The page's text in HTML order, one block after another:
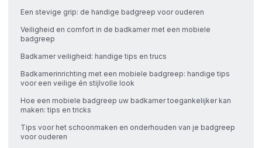
Een stevige grip: de handige badgreep voor ouderen
Veiligheid en comfort in de badkamer met een mobiele
badgreep
Badkamer veiligheid: handige tips en trucs
Badkamerinrichting met een mobiele badgreep: handige tips
voor een veilige én stijlvolle look
Hoe een mobiele badgreep uw badkamer toegankelijker kan
maken: tips en tricks
Tips voor het schoonmaken en onderhouden van je badgreep
voor ouderen